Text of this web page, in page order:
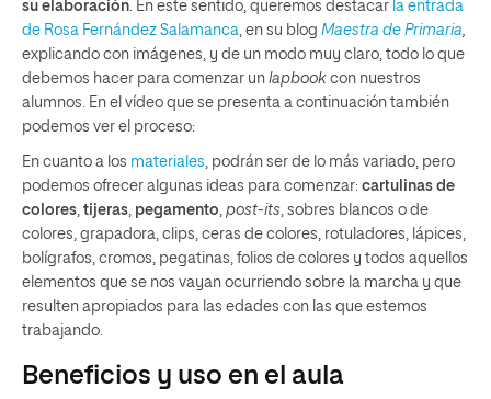
su elaboración. En este sentido, queremos destacar la entrada
de Rosa Fernández Salamanca, en su blog Maestra de Primaria,
explicando con imágenes, y de un modo muy claro, todo lo que
debemos hacer para comenzar un lapbook con nuestros
alumnos. En el vídeo que se presenta a continuación también
podemos ver el proceso:
En cuanto a los materiales, podrán ser de lo más variado, pero
podemos ofrecer algunas ideas para comenzar: cartulinas de
colores, tijeras, pegamento, post-its, sobres blancos o de
colores, grapadora, clips, ceras de colores, rotuladores, lápices,
bolígrafos, cromos, pegatinas, folios de colores y todos aquellos
elementos que se nos vayan ocurriendo sobre la marcha y que
resulten apropiados para las edades con las que estemos
trabajando.
Beneficios y uso en el aula